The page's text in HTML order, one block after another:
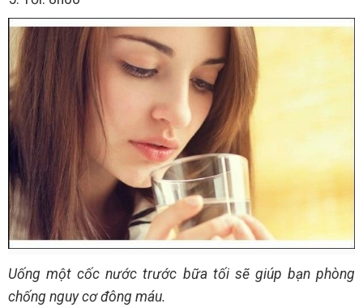
Uống một cốc nước trước bữa tối sẽ giúp bạn phòng
chống nguy cơ đông máu.